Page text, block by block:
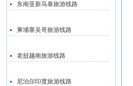
东南亚新马泰旅游线路
柬埔寨吴哥旅游线路
老挝越南旅游线路
尼泊尔印度旅游线路